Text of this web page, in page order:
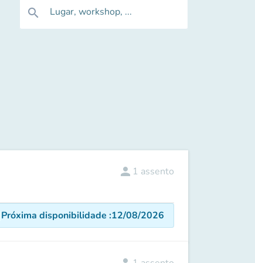
search Lugar, workshop, ...
person 1 assento
Próxima disponibilidade :12/08/2026